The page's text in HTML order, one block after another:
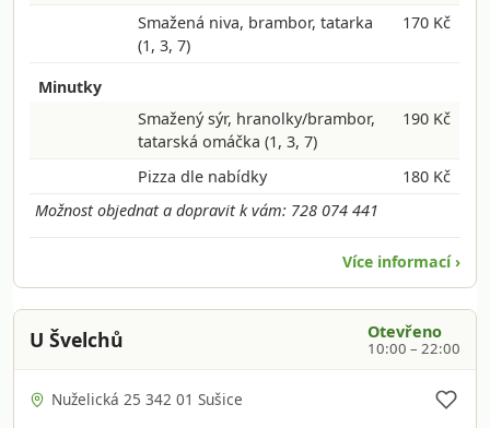
Smažená niva, brambor, tatarka
(1, 3, 7)
170 Kč
Minutky
Smažený sýr, hranolky/brambor,
tatarská omáčka(1, 3, 7)
190 Kč
Pizza dle nabídky
180 Kč
Možnost objednat a dopravit k vám: 728 074 441
Více informací ›
U Švelchů Otevřeno
10:00 – 22:00
Nuželická 25 342 01 Sušice